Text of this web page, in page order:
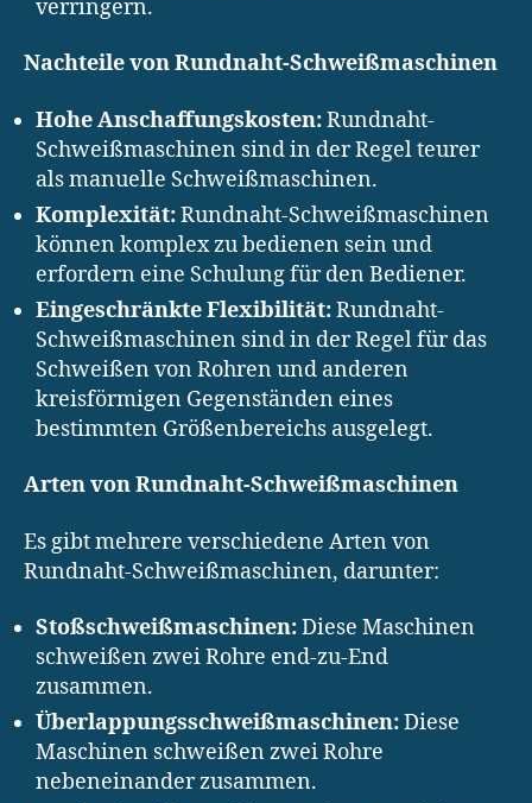
verringern.
Nachteile von Rundnaht-Schweißmaschinen
Hohe Anschaffungskosten:Rundnaht-
Schweißmaschinen sind in der Regel teurer
als manuelle Schweißmaschinen.
Komplexität:Rundnaht-Schweißmaschinen
können komplex zu bedienen sein und
erfordern eine Schulung für den Bediener.
Eingeschränkte Flexibilität:Rundnaht-
Schweißmaschinen sind in der Regel für das
Schweißen von Rohren und anderen
kreisförmigen Gegenständen eines
bestimmten Größenbereichs ausgelegt.
Arten von Rundnaht-Schweißmaschinen
Es gibt mehrere verschiedene Arten von
Rundnaht-Schweißmaschinen, darunter:
Stoßschweißmaschinen:Diese Maschinen
schweißen zwei Rohre end-zu-End
zusammen.
Überlappungsschweißmaschinen:Diese
Maschinen schweißen zwei Rohre
nebeneinander zusammen.